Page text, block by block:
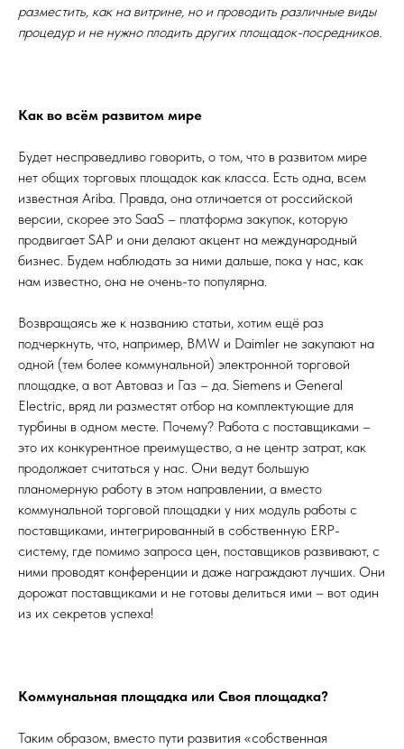
разместить, как на витрине, но и проводить различные виды
процедур и не нужно плодить других площадок-посредников.
Как во всём развитом мире
Будет несправедливо говорить, о том, что в развитом мире
нет общих торговых площадок как класса. Есть одна, всем
известная Ariba. Правда, она отличается от российской
версии, скорее это SaaS – платформа закупок, которую
продвигает SAP и они делают акцент на международный
бизнес. Будем наблюдать за ними дальше, пока у нас, как
нам известно, она не очень-то популярна.
Возвращаясь же к названию статьи, хотим ещё раз
подчеркнуть, что, например, BMW и Daimler не закупают на
одной (тем более коммунальной) электронной торговой
площадке, а вот Автоваз и Газ – да. Siemens и General
Electric, вряд ли разместят отбор на комплектующие для
турбины в одном месте. Почему? Работа с поставщиками –
это их конкурентное преимущество, а не центр затрат, как
продолжает считаться у нас. Они ведут большую
планомерную работу в этом направлении, а вместо
коммунальной торговой площадки у них модуль работы с
поставщиками, интегрированный в собственную ERP-
систему, где помимо запроса цен, поставщиков развивают, с
ними проводят конференции и даже награждают лучших. Они
дорожат поставщиками и не готовы делиться ими – вот один
из их секретов успеха!
Коммунальная площадка или Своя площадка?
Таким образом, вместо пути развития «собственная